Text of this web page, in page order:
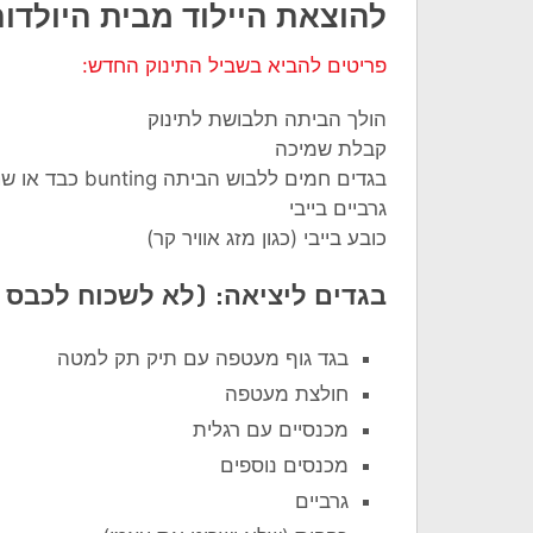
להוצאת היילוד מבית
פריטים להביא בשביל התינוק החדש:
הולך הביתה תלבושת לתינוק
קבלת שמיכה
בגדים חמים ללבוש הביתה bunting כבד או שמיכה (אם מזג האוויר קר)
גרביים בייבי
כובע בייבי (כגון מזג אוויר קר)
בגדים ליציאה: (לא לשכוח לכבס
בגד גוף מעטפה עם תיק תק למטה
חולצת מעטפה
מכנסיים עם רגלית
מכנסים נוספים
גרביים